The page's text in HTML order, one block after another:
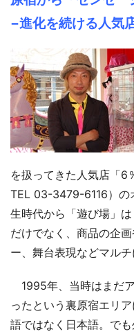
−進化を続ける人気
を扱ってきた人気店「6
TEL 03-3479-6116）の
生時代から「遊び場」
だけでなく、商品の企
ー、舞台表現などマルチ
1995年、当時はまだ
ったという裏原宿エリ
語ではなく日本語。で